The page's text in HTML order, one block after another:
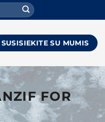
SUSISIEKITE SU MUMIS
FOR